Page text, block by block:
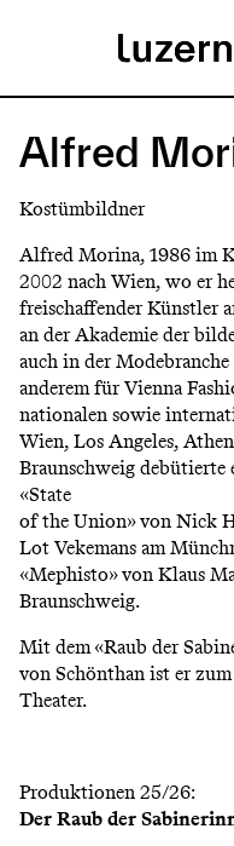
zum
Inhalt
H
u
p
t
m
e
n
ü
Alfred
Kostümbildner
Alfred Morina, 1986 im
2002 nach Wien, wo er
freischaffender Künstler
an der Akademie der
auch in der
anderem für Vienna
nationalen sowie
Wien, Los Angeles,
Braunschweig
«State
of the Union» von Nick
Lot Vekemans am
«Mephisto» von Klaus
Braunschweig.
Mit dem «Raub der
von Schönthan ist er
Theater.
Produktionen 25/26:
Der Raub der